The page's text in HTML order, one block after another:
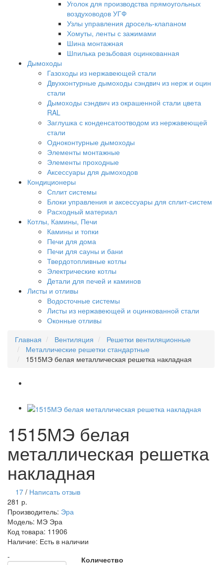
Уголок для производства прямоугольных
воздуховодов УГФ
Узлы управления дросель-клапаном
Хомуты, ленты с зажимами
Шина монтажная
Шпилька резьбовая оцинкованная
Дымоходы
Газоходы из нержавеющей стали
Двухконтурные дымоходы сэндвич из нерж и оцин
стали
Дымоходы сэндвич из окрашенной стали цвета
RAL
Заглушка с конденсатоотводом из нержавеющей
стали
Одноконтурные дымоходы
Элементы монтажные
Элементы проходные
Аксессуары для дымоходов
Кондиционеры
Сплит системы
Блоки управления и аксессуары для сплит-систем
Расходный материал
Котлы, Камины, Печи
Камины и топки
Печи для дома
Печи для сауны и бани
Твердотопливные котлы
Электрические котлы
Детали для печей и каминов
Листы и отливы
Водосточные системы
Листы из нержавеющей и оцинкованной стали
Оконные отливы
Главная
Вентиляция
Решетки вентиляционные
Металлические решетки стандартные
1515МЭ белая металлическая решетка накладная
1515МЭ белая
металлическая решетка
накладная
17 / Написать отзыв
281 р.
Производитель: Эра
Модель: МЭ Эра
Код товара: 11906
Наличие: Есть в наличии
Количество
-